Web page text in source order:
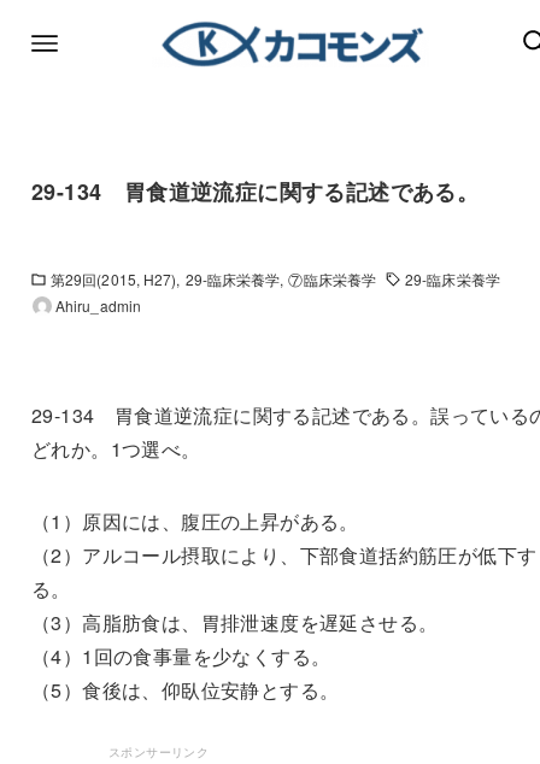
29-134 胃食道逆流症に関する記述である。
第29回(2015, H27) 29-臨床栄養学 ⑦臨床栄養学
29-臨床栄養学
Ahiru_admin
29-134 胃食道逆流症に関する記述である。誤っている
どれか。1つ選べ。
（1）原因には、腹圧の上昇がある。
（2）アルコール摂取により、下部食道括約筋圧が低下す
る。
（3）高脂肪食は、胃排泄速度を遅延させる。
（4）1回の食事量を少なくする。
（5）食後は、仰臥位安静とする。
スポンサーリンク